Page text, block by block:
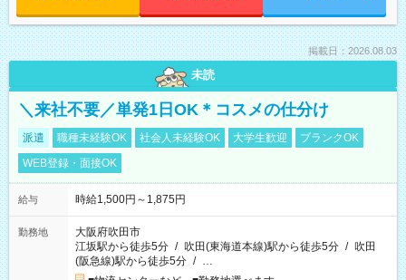
掲載日：2026.08.03
未読
＼来社不要／単発1日OK＊コスメの仕分け
派遣 職種未経験OK 社会人未経験OK 大学生歓迎
ブランクOK
WEB登録・面接OK
給与 時給1,500円～1,875円
勤務地
大阪府吹田市
江坂駅から徒歩5分 / 吹田(東海道本線)駅から徒歩5分 / 吹田
(阪急線)駅から徒歩5分 / …